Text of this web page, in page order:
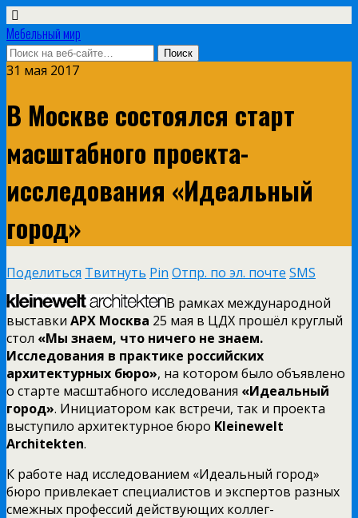
Мебельный мир
31 мая 2017
В Москве состоялся старт
масштабного проекта-
исследования «Идеальный
город»
Поделиться Твитнуть Pin Отпр. по эл. почте SMS
В рамках международной
выставки АРХ Москва 25 мая в ЦДХ прошёл круглый
стол «Мы знаем, что ничего не знаем.
Исследования в практике российских
архитектурных бюро», на котором было объявлено
о старте масштабного исследования «Идеальный
город». Инициатором как встречи, так и проекта
выступило архитектурное бюро Kleinewelt
Architekten.
К работе над исследованием «Идеальный город»
бюро привлекает специалистов и экспертов разных
смежных профессий действующих коллег-